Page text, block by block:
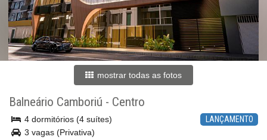
mostrar todas as fotos
Balneário Camboriú - Centro
LANÇAMENTO
4 dormitórios (4 suítes)
3 vagas (Privativa)